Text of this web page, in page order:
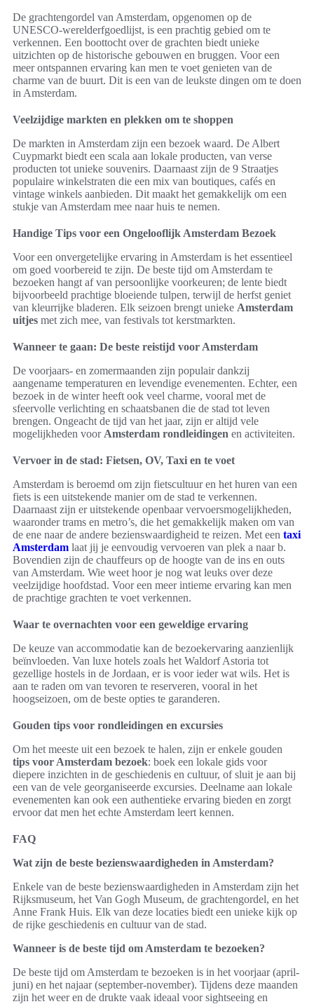
De grachtengordel van Amsterdam, opgenomen op de
UNESCO-werelderfgoedlijst, is een prachtig gebied om te
verkennen. Een boottocht over de grachten biedt unieke
uitzichten op de historische gebouwen en bruggen. Voor een
meer ontspannen ervaring kan men te voet genieten van de
charme van de buurt. Dit is een van de leukste dingen om te doen
in Amsterdam.
Veelzijdige markten en plekken om te shoppen
De markten in Amsterdam zijn een bezoek waard. De Albert
Cuypmarkt biedt een scala aan lokale producten, van verse
producten tot unieke souvenirs. Daarnaast zijn de 9 Straatjes
populaire winkelstraten die een mix van boutiques, cafés en
vintage winkels aanbieden. Dit maakt het gemakkelijk om een
stukje van Amsterdam mee naar huis te nemen.
Handige Tips voor een Ongelooflijk Amsterdam Bezoek
Voor een onvergetelijke ervaring in Amsterdam is het essentieel
om goed voorbereid te zijn. De beste tijd om Amsterdam te
bezoeken hangt af van persoonlijke voorkeuren; de lente biedt
bijvoorbeeld prachtige bloeiende tulpen, terwijl de herfst geniet
van kleurrijke bladeren. Elk seizoen brengt unieke Amsterdam
uitjes met zich mee, van festivals tot kerstmarkten.
Wanneer te gaan: De beste reistijd voor Amsterdam
De voorjaars- en zomermaanden zijn populair dankzij
aangename temperaturen en levendige evenementen. Echter, een
bezoek in de winter heeft ook veel charme, vooral met de
sfeervolle verlichting en schaatsbanen die de stad tot leven
brengen. Ongeacht de tijd van het jaar, zijn er altijd vele
mogelijkheden voor Amsterdam rondleidingen en activiteiten.
Vervoer in de stad: Fietsen, OV, Taxi en te voet
Amsterdam is beroemd om zijn fietscultuur en het huren van een
fiets is een uitstekende manier om de stad te verkennen.
Daarnaast zijn er uitstekende openbaar vervoersmogelijkheden,
waaronder trams en metro’s, die het gemakkelijk maken om van
de ene naar de andere bezienswaardigheid te reizen. Met een taxi
Amsterdam laat jij je eenvoudig vervoeren van plek a naar b.
Bovendien zijn de chauffeurs op de hoogte van de ins en outs
van Amsterdam. Wie weet hoor je nog wat leuks over deze
veelzijdige hoofdstad. Voor een meer intieme ervaring kan men
de prachtige grachten te voet verkennen.
Waar te overnachten voor een geweldige ervaring
De keuze van accommodatie kan de bezoekervaring aanzienlijk
beïnvloeden. Van luxe hotels zoals het Waldorf Astoria tot
gezellige hostels in de Jordaan, er is voor ieder wat wils. Het is
aan te raden om van tevoren te reserveren, vooral in het
hoogseizoen, om de beste opties te garanderen.
Gouden tips voor rondleidingen en excursies
Om het meeste uit een bezoek te halen, zijn er enkele gouden
tips voor Amsterdam bezoek: boek een lokale gids voor
diepere inzichten in de geschiedenis en cultuur, of sluit je aan bij
een van de vele georganiseerde excursies. Deelname aan lokale
evenementen kan ook een authentieke ervaring bieden en zorgt
ervoor dat men het echte Amsterdam leert kennen.
FAQ
Wat zijn de beste bezienswaardigheden in Amsterdam?
Enkele van de beste bezienswaardigheden in Amsterdam zijn het
Rijksmuseum, het Van Gogh Museum, de grachtengordel, en het
Anne Frank Huis. Elk van deze locaties biedt een unieke kijk op
de rijke geschiedenis en cultuur van de stad.
Wanneer is de beste tijd om Amsterdam te bezoeken?
De beste tijd om Amsterdam te bezoeken is in het voorjaar (april-
juni) en het najaar (september-november). Tijdens deze maanden
zijn het weer en de drukte vaak ideaal voor sightseeing en